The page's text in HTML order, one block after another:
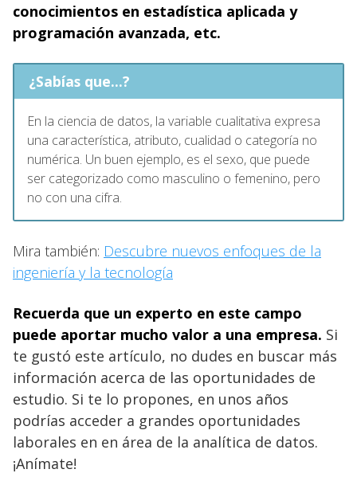
conocimientos en estadística aplicada y
programación avanzada, etc.
¿Sabías que...?
En la ciencia de datos, la variable cualitativa expresa
una característica, atributo, cualidad o categoría no
numérica. Un buen ejemplo, es el sexo, que puede
ser categorizado como masculino o femenino, pero
no con una cifra.
Mira también: Descubre nuevos enfoques de la
ingeniería y la tecnología
Recuerda que un experto en este campo
puede aportar mucho valor a una empresa. Si
te gustó este artículo, no dudes en buscar más
información acerca de las oportunidades de
estudio. Si te lo propones, en unos años
podrías acceder a grandes oportunidades
laborales en en área de la analítica de datos.
¡Anímate!